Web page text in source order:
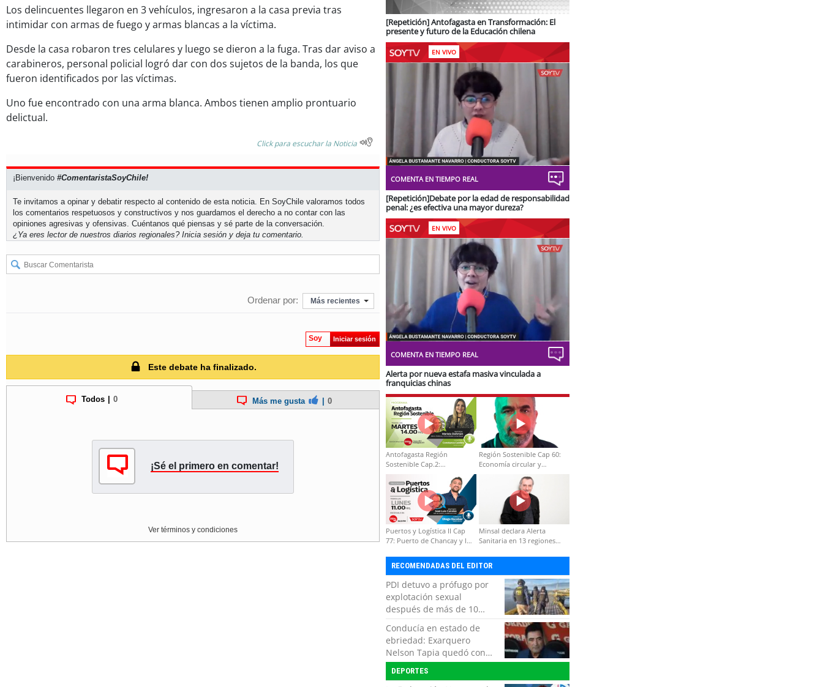
Los delincuentes llegaron en 3 vehículos, ingresaron a la casa previa tras
intimidar con armas de fuego y armas blancas a la víctima.
Desde la casa robaron tres celulares y luego se dieron a la fuga. Tras dar aviso a
carabineros, personal policial logró dar con dos sujetos de la banda, los que
fueron identificados por las víctimas.
Uno fue encontrado con una arma blanca. Ambos tienen amplio prontuario
delictual.
Click para escuchar la Noticia
¡Bienvenido #ComentaristaSoyChile!
Te invitamos a opinar y debatir respecto al contenido de esta noticia. En SoyChile valoramos todos
los comentarios respetuosos y constructivos y nos guardamos el derecho a no contar con las
opiniones agresivas y ofensivas. Cuéntanos qué piensas y sé parte de la conversación.
¿Ya eres lector de nuestros diarios regionales? Inicia sesión y deja tu comentario.
Ordenar por: Más recientes
Soy Iniciar sesión
Este debate ha finalizado.
Todos 0 Más me gusta 0
¡Sé el primero en comentar!
Ver términos y condiciones
[Repetición] Antofagasta en Transformación: El
presente y futuro de la Educación chilena
EN VIVO
UnmuteStream
COMENTA EN TIEMPO REAL
[Repetición]Debate por la edad de responsabilidad
penal: ¿es efectiva una mayor dureza?
EN VIVO
UnmuteStream
COMENTA EN TIEMPO REAL
Alerta por nueva estafa masiva vinculada a
franquicias chinas
Antofagasta Región
Sostenible Cap.2:
Educación ambiental y
formación de capacidades
técnicas
Región Sostenible Cap 60:
Economía circular y
Puertos y Logística II Cap
77: Puerto de Chancay y la
Minsal declara Alerta
Sanitaria en 13 regiones
RECOMENDADAS DEL EDITOR
PDI detuvo a prófugo por
explotación sexual
después de más de 10
horas de navegación en la
zona austral
Conducía en estado de
ebriedad: Exarquero
Nelson Tapia quedó con
lesiones graves tras
accidente vehicular
DEPORTES